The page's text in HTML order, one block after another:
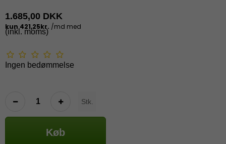
1.685,00 DKK
(inkl. moms)
Ingen bedømmelse
Stk.
Køb